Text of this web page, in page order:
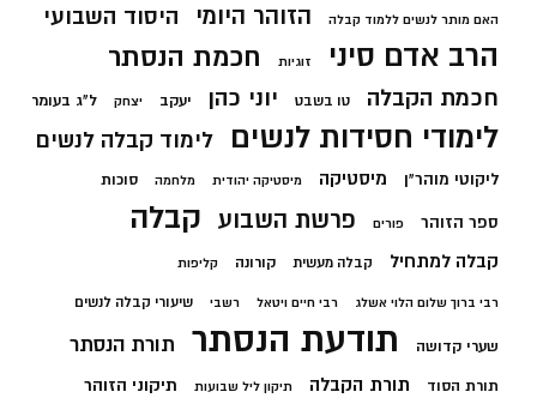
האם מותר לנשים ללמוד קבלה הזוהר היומי היסוד השבועי
הרב אדם סיני זוגיות חכמת הנסתר
חכמת הקבלה טו בשבט יוני כהן יעקב יצחק ל"ג בעומר
לימודי חסידות לנשים לימוד קבלה לנשים
ליקוטי מוהר"ן מיסטיקה מיסטיקה יהודית מלחמה סוכות
ספר הזוהר פורים פרשת השבוע קבלה
קבלה למתחיל קבלה מעשית קורונה קליפות
רבי ברוך שלום הלוי אשלג רבי חיים ויטאל רשבי שיעורי קבלה לנשים
שערי קדושה תודעת הנסתר תורת הנסתר
תורת הסוד תורת הקבלה תיקון ליל שבועות תיקוני הזוהר